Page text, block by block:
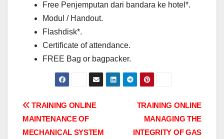
Free Penjemputan dari bandara ke hotel*.
Modul / Handout.
Flashdisk*.
Certificate of attendance.
FREE Bag or bagpacker.
Post
navigation
TRAINING ONLINE
MANAGING THE
INTEGRITY OF GAS
TRAINING ONLINE
MAINTENANCE OF
MECHANICAL SYSTEM